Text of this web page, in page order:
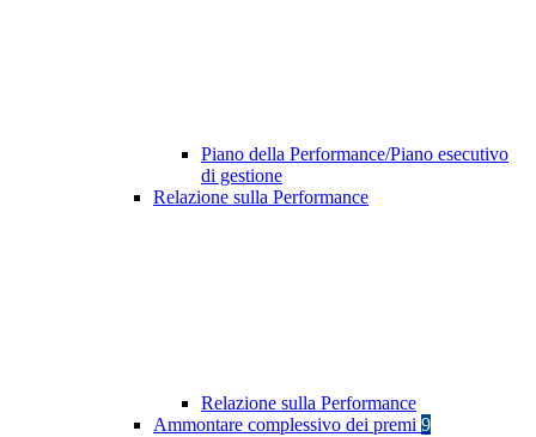
Piano della Performance/Piano esecutivo
di gestione
Relazione sulla Performance
Relazione sulla Performance
Ammontare complessivo dei premi 9